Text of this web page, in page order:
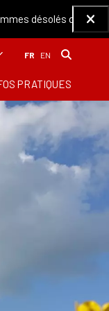
désolés de ce
PRATIQUES